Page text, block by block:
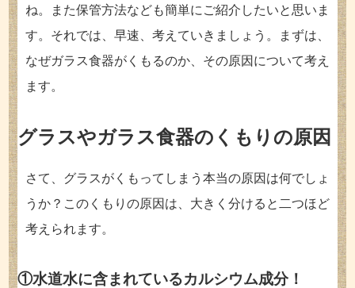
ね。また保管方法なども簡単にご紹介したいと思いま
す。それでは、早速、考えていきましょう。まずは、
なぜガラス食器がくもるのか、その原因について考え
ます。
グラスやガラス食器のくもりの原因
さて、グラスがくもってしまう本当の原因は何でしょ
うか？このくもりの原因は、大きく分けると二つほど
考えられます。
①水道水に含まれているカルシウム成分！